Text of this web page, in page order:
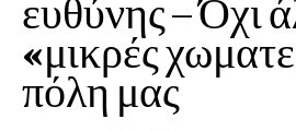
ευθύνης – Όχι
«μικρές
πόλη μας